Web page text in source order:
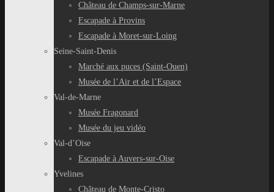
Château de Champs-sur-Marne
Escapade à Provins
Escapade à Moret-sur-Loing
Seine-Saint-Denis
Marché aux puces (Saint-Ouen)
Musée de l’Air et de l’Espace
Val-de-Marne
Musée Fragonard
Musée du jeu vidéo
Val-d’Oise
Escapade à Auvers-sur-Oise
Yvelines
Château de Monte-Cristo